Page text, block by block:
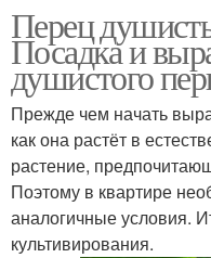
Перец
Посадка и
душистого
Прежде чем начать
как она растёт в
растение,
Поэтому в квартире
аналогичные условия.
культивирования.